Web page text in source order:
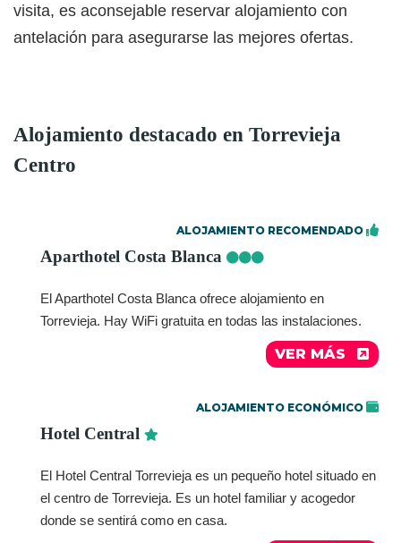
visita, es aconsejable reservar alojamiento con
antelación para asegurarse las mejores ofertas.
Alojamiento destacado en Torrevieja
Centro
ALOJAMIENTO RECOMENDADO
Aparthotel Costa Blanca
El Aparthotel Costa Blanca ofrece alojamiento en
Torrevieja. Hay WiFi gratuita en todas las instalaciones.
VER MÁS
ALOJAMIENTO ECONÓMICO
Hotel Central
El Hotel Central Torrevieja es un pequeño hotel situado en
el centro de Torrevieja. Es un hotel familiar y acogedor
donde se sentirá como en casa.